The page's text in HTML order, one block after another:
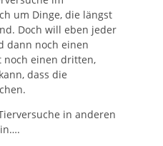
um Dinge, die längst
Doch will eben jeder
dann noch einen
noch einen dritten,
dass die
in anderen